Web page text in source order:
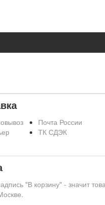
Почта России
ТК СДЭК
"В корзину" - значит